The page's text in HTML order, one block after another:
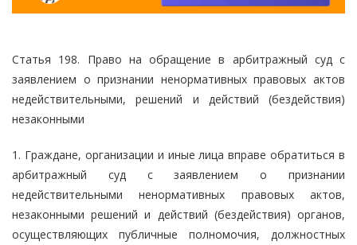
Статья 198. Право на обращение в арбитражный суд с
заявлением о признании ненормативных правовых актов
недействительными, решений и действий (бездействия)
незаконными
1. Граждане, организации и иные лица вправе обратиться в
арбитражный суд с заявлением о признании
недействительными ненормативных правовых актов,
незаконными решений и действий (бездействия) органов,
осуществляющих публичные полномочия, должностных